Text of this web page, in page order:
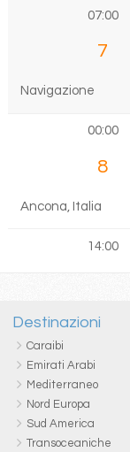
07:00
7
Navigazione
00:00
8
Ancona, Italia
14:00
Destinazioni
Caraibi
Emirati Arabi
Mediterraneo
Nord Europa
Sud America
Transoceaniche